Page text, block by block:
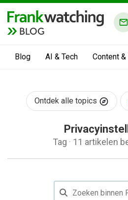
BLOG
Blog AI & Tech Content
Ontdek alle topics
Tag · 11 artikelen